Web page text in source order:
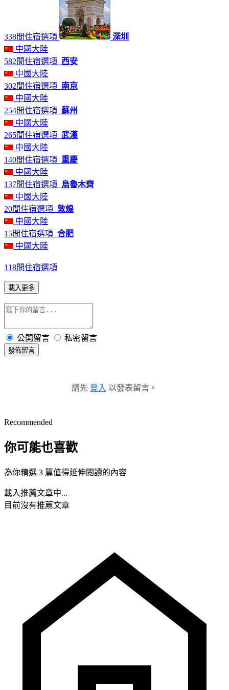
338間住宿選項
深圳
中國大陸
582間住宿選項 西安
中國大陸
302間住宿選項 南京
中國大陸
254間住宿選項 蘇州
中國大陸
265間住宿選項 武漢
中國大陸
140間住宿選項 重慶
中國大陸
137間住宿選項
烏魯木齊
中國大陸
20間住宿選項 敦煌
中國大陸
15間住宿選項 合肥
中國大陸
118間住宿選項
載入更多
公開留言 私密留言
發佈留言
請先 登入 以發表留言。
Recommended
你可能也喜歡
為你精選 3 篇值得延伸閱讀的內容
載入推薦文章中...
目前沒有推薦文章